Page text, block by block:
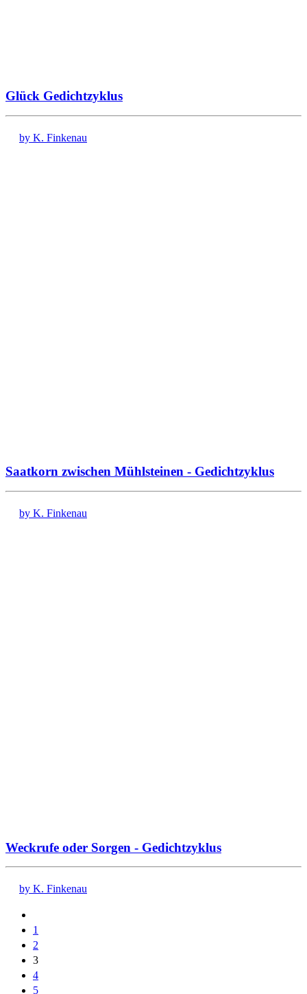
Glück Gedichtzyklus
by K. Finkenau
Saatkorn zwischen Mühlsteinen - Gedichtzyklus
by K. Finkenau
Weckrufe oder Sorgen - Gedichtzyklus
by K. Finkenau
1
2
3
4
5